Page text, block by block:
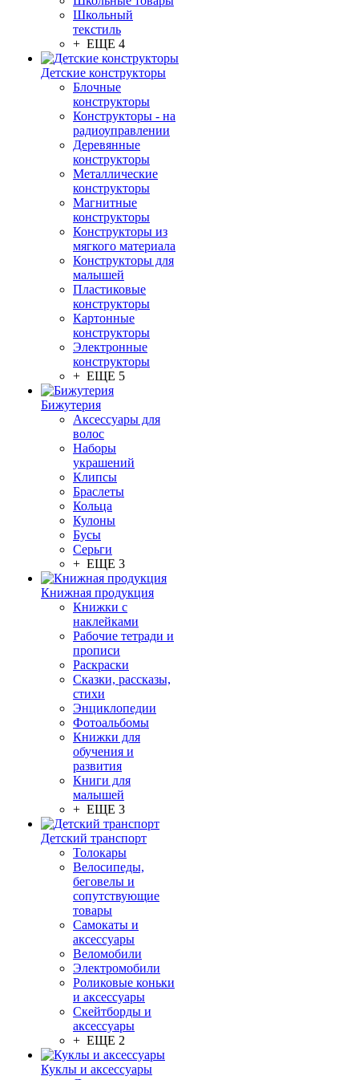
Школьный
текстиль
+ ЕЩЕ 4
Детские конструкторы
Блочные
конструкторы
Конструкторы - на
радиоуправлении
Деревянные
конструкторы
Металлические
конструкторы
Магнитные
конструкторы
Конструкторы из
мягкого материала
Конструкторы для
малышей
Пластиковые
конструкторы
Картонные
конструкторы
Электронные
конструкторы
+ ЕЩЕ 5
Бижутерия
Аксессуары для
волос
Наборы
украшений
Клипсы
Браслеты
Кольца
Кулоны
Бусы
Серьги
+ ЕЩЕ 3
Книжная продукция
Книжки с
наклейками
Рабочие тетради и
прописи
Раскраски
Сказки, рассказы,
стихи
Энциклопедии
Фотоальбомы
Книжки для
обучения и
развития
Книги для
малышей
+ ЕЩЕ 3
Детский транспорт
Толокары
Велосипеды,
беговелы и
сопутствующие
товары
Самокаты и
аксессуары
Веломобили
Электромобили
Роликовые коньки
и аксессуары
Скейтборды и
аксессуары
+ ЕЩЕ 2
Куклы и аксессуары